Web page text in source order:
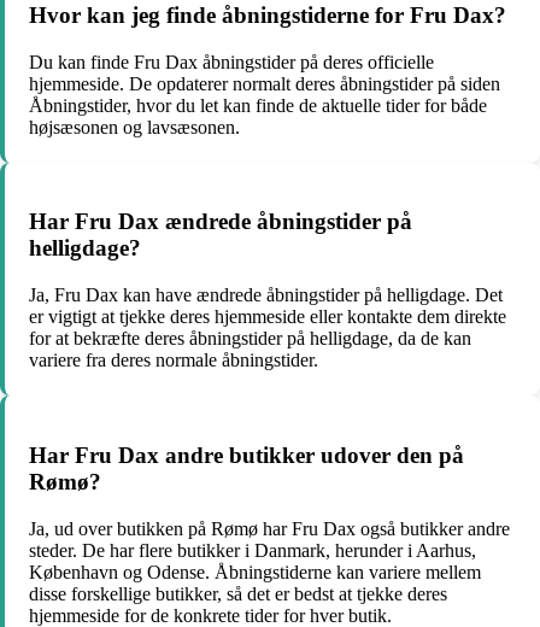
Hvor kan jeg finde åbningstiderne for Fru Dax?
Du kan finde Fru Dax åbningstider på deres officielle
hjemmeside. De opdaterer normalt deres åbningstider på siden
Åbningstider, hvor du let kan finde de aktuelle tider for både
højsæsonen og lavsæsonen.
Har Fru Dax ændrede åbningstider på
helligdage?
Ja, Fru Dax kan have ændrede åbningstider på helligdage. Det
er vigtigt at tjekke deres hjemmeside eller kontakte dem direkte
for at bekræfte deres åbningstider på helligdage, da de kan
variere fra deres normale åbningstider.
Har Fru Dax andre butikker udover den på
Rømø?
Ja, ud over butikken på Rømø har Fru Dax også butikker andre
steder. De har flere butikker i Danmark, herunder i Aarhus,
København og Odense. Åbningstiderne kan variere mellem
disse forskellige butikker, så det er bedst at tjekke deres
hjemmeside for de konkrete tider for hver butik.